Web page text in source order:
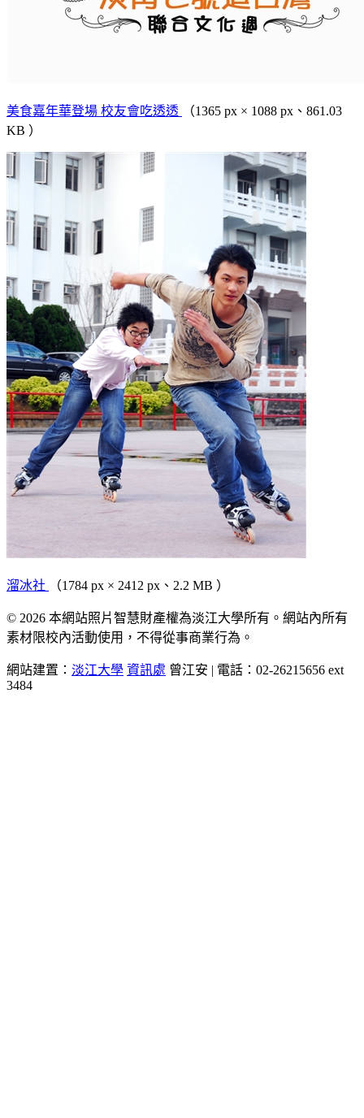
美食嘉年華登場 校友會吃透透
（1365 px × 1088 px、861.03
KB ）
溜冰社 （1784 px × 2412 px、2.2 MB ）
© 2026 本網站照片智慧財產權為淡江大學所有。網站內所有
素材限校內活動使用，不得從事商業行為。
網站建置： 淡江大學 資訊處 曾江安 | 電話：02-26215656 ext
3484